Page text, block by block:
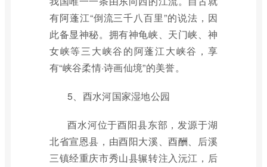
有阿蓬江“倒流三千八百里”的说法，因
此备显神秘。拥有神龟峡、天门峡、神
女峡等三大峡谷的阿蓬江大峡谷，享
有“峡谷柔情·诗画仙境”的美誉。
5、酉水河国家湿地公园
酉水河位于酉阳县东部，发源于湖
北省宣恩县，由酉阳大溪、酉酬、后溪
三镇经重庆市秀山县辗转注入沅江，后